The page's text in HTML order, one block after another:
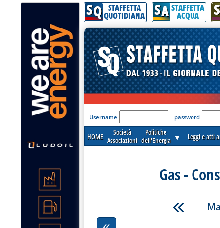
SQ STAFFETTA
QUOTIDIANA SA STAFFETTA
ACQUA S
'Modulo Login per
Username password
HOME
Società
Associazioni
Politiche
dell'Energia ▼ Leggi e atti
Gas -